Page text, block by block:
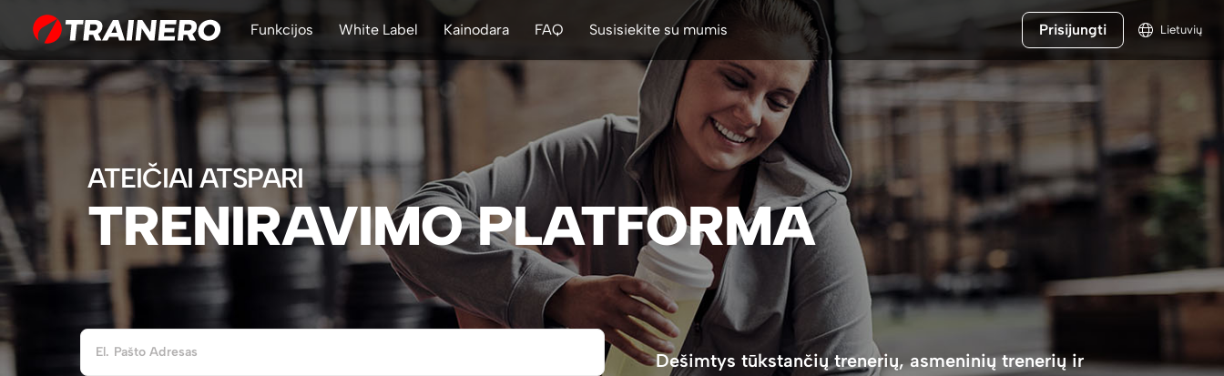
Funkcijos White Label Kainodara FAQ Susisiekite su mumis Prisijungti Lietuvių
ATEIČIAI ATSPARI
TRENIRAVIMO PLATFORMA
Dešimtys tūkstančių trenerių, asmeninių trenerių ir